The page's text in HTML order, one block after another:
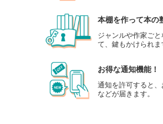
本棚を作って本の
ジャンルや作家ご
て、鍵もかけられま
お得な通知機能！
通知を許可すると
などが届きます。